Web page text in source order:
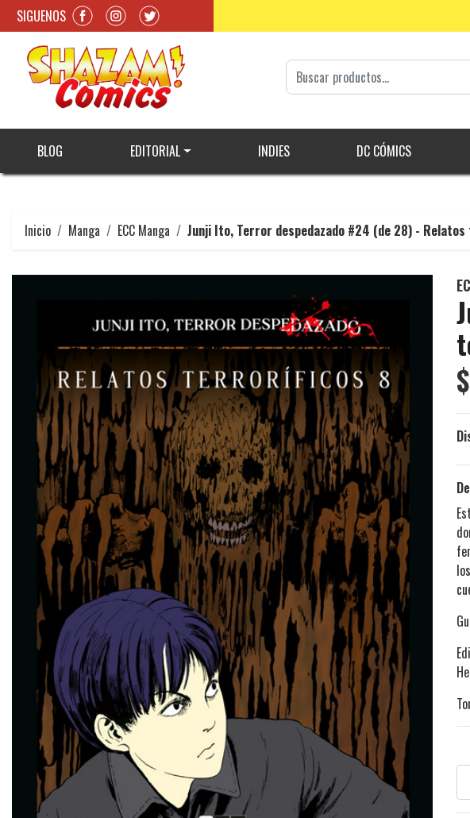
SIGUENOS
BLOG EDITORIAL INDIES DC CÓMICS
Inicio Manga ECC Manga Junji Ito, Terror despedazado #24 (de 28) -